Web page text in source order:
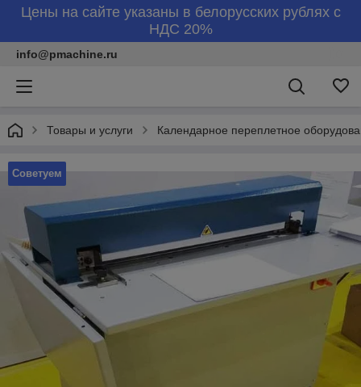
Цены на сайте указаны в белорусских рублях с
НДС 20%
info@pmachine.ru
Товары и услуги Календарное переплетное
Советуем